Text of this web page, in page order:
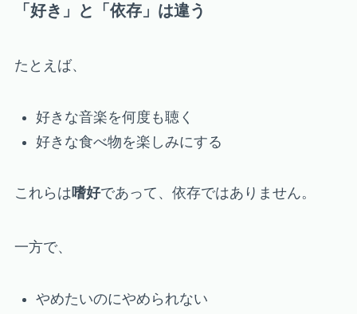
「好き」と「依存」は違う
たとえば、
好きな音楽を何度も聴く
好きな食べ物を楽しみにする
これらは嗜好であって、依存ではありません。
一方で、
やめたいのにやめられない